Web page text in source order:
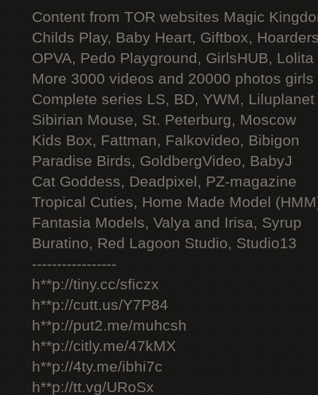
Content from TOR websites Magic
Childs Play, Baby Heart, Giftbox,
OPVA, Pedo Playground, GirlsHUB, Lolita
More 3000 videos and 20000 photos
Complete series LS, BD, YWM, Liluplanet
Sibirian Mouse, St. Peterburg, Moscow
Kids Box, Fattman, Falkovideo, Bibigon
Paradise Birds, GoldbergVideo, BabyJ
Cat Goddess, Deadpixel, PZ-magazine
Tropical Cuties, Home Made Model
Fantasia Models, Valya and Irisa, Syrup
Buratino, Red Lagoon Studio, Studio13
-----------------
h**p://tiny.cc/sficzx
h**p://cutt.us/Y7P84
h**p://put2.me/muhcsh
h**p://citly.me/47kMX
h**p://4ty.me/ibhi7c
h**p://tt.vg/URoSx